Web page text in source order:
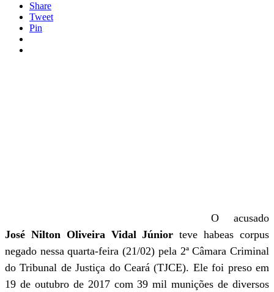
Share
Tweet
Pin
O acusado
José Nilton Oliveira Vidal Júnior teve habeas corpus
negado nessa quarta-feira (21/02) pela 2ª Câmara Criminal
do Tribunal de Justiça do Ceará (TJCE). Ele foi preso em
19 de outubro de 2017 com 39 mil munições de diversos